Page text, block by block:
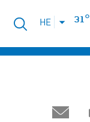
31°
פתיחת
תפריט
HE